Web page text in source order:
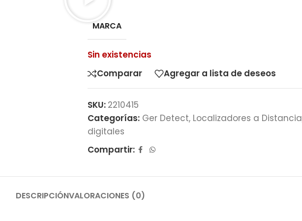
MARCA
Sin existencias
Comparar
Agregar a lista de deseos
SKU: 2210415
Categorías: Ger Detect, Localizadores a Distancia
digitales
Compartir:
DESCRIPCIÓNVALORACIONES (0)